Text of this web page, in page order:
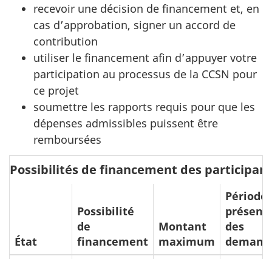
recevoir une décision de financement et, en
cas d’approbation, signer un accord de
contribution
utiliser le financement afin d’appuyer votre
participation au processus de la CCSN pour
ce projet
soumettre les rapports requis pour que les
dépenses admissibles puissent être
remboursées
Possibilités de financement des
État
Possibilité
de
financement
Montant
maximum
Période
des